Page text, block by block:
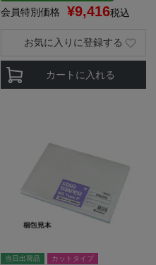
会員特別価格 ¥9,416税込
カートに入れる
お気に入りに登録する
当日出荷品 カットタイプ